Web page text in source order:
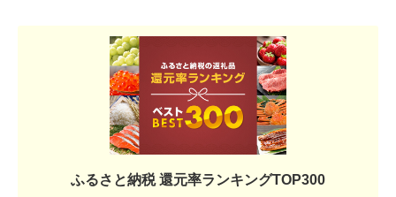
ふるさと納税 還元率ランキングTOP300